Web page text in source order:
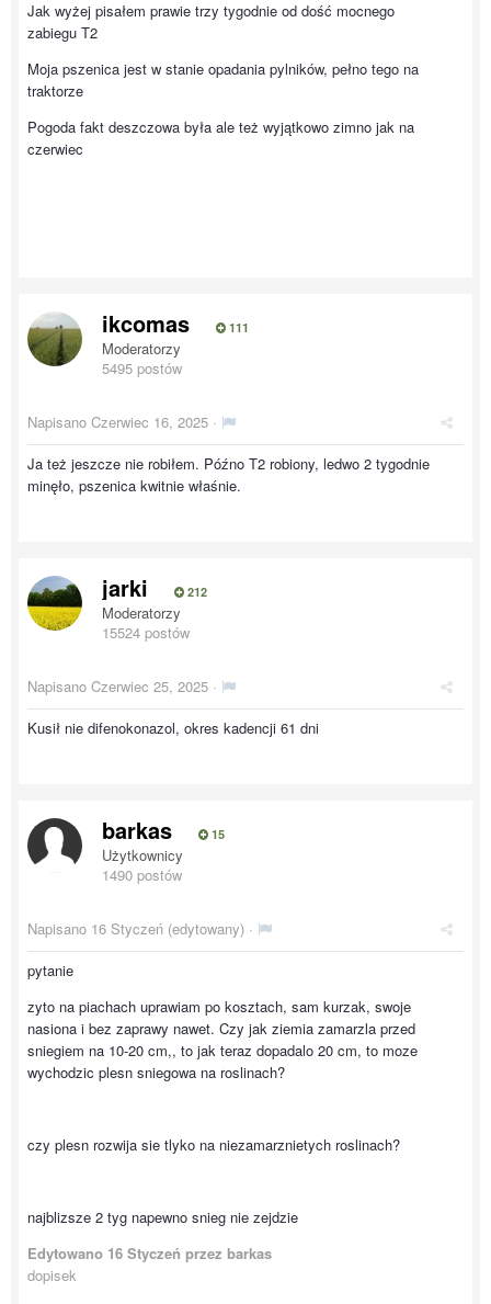
Jak wyżej pisałem prawie trzy tygodnie od dość mocnego
zabiegu T2
Moja pszenica jest w stanie opadania pylników, pełno tego na
traktorze
Pogoda fakt deszczowa była ale też wyjątkowo zimno jak na
czerwiec
ikcomas 111
Moderatorzy
5495 postów
Napisano Czerwiec 16, 2025 ·
Ja też jeszcze nie robiłem. Późno T2 robiony, ledwo 2 tygodnie
minęło, pszenica kwitnie właśnie.
jarki 212
Moderatorzy
15524 postów
Napisano Czerwiec 25, 2025 ·
Kusił nie difenokonazol, okres kadencji 61 dni
barkas 15
Użytkownicy
1490 postów
Napisano 16 Styczeń (edytowany) ·
pytanie
zyto na piachach uprawiam po kosztach, sam kurzak, swoje
nasiona i bez zaprawy nawet. Czy jak ziemia zamarzla przed
sniegiem na 10-20 cm,, to jak teraz dopadalo 20 cm, to moze
wychodzic plesn sniegowa na roslinach?
czy plesn rozwija sie tlyko na niezamarznietych roslinach?
najblizsze 2 tyg napewno snieg nie zejdzie
Edytowano 16 Styczeń przez barkas
dopisek